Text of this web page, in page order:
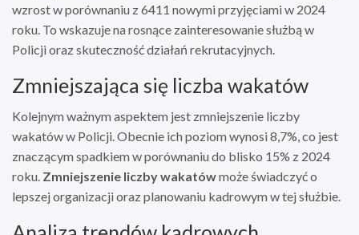
wzrost w porównaniu z 6411 nowymi przyjęciami w 2024
roku. To wskazuje na rosnące zainteresowanie służbą w
Policji oraz skuteczność działań rekrutacyjnych.
Zmniejszająca się liczba wakatów
Kolejnym ważnym aspektem jest zmniejszenie liczby
wakatów w Policji. Obecnie ich poziom wynosi 8,7%, co jest
znaczącym spadkiem w porównaniu do blisko 15% z 2024
roku. Zmniejszenie liczby wakatówmoże świadczyć o
lepszej organizacji oraz planowaniu kadrowym w tej służbie.